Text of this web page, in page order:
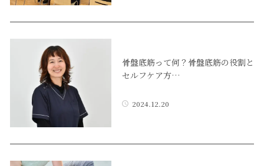
骨盤底筋って何？骨盤底筋の役割と
セルフケア方…
2024.12.20